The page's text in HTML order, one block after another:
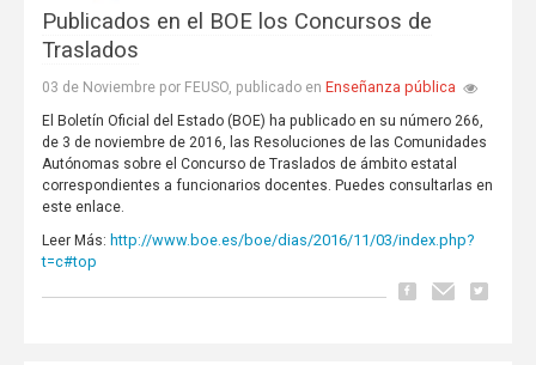
Publicados en el BOE los Concursos de
Traslados
03 de Noviembre por FEUSO, publicado en Enseñanza pública
El Boletín Oficial del Estado (BOE) ha publicado en su número 266,
de 3 de noviembre de 2016, las Resoluciones de las Comunidades
Autónomas sobre el Concurso de Traslados de ámbito estatal
correspondientes a funcionarios docentes. Puedes consultarlas en
este enlace.
Leer Más: http://www.boe.es/boe/dias/2016/11/03/index.php?
t=c#top